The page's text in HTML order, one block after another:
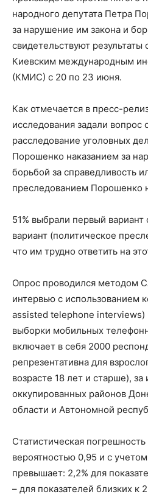
народного депутата Петра
за нарушение им закона и
свидетельствуют
Киевским международным
(КМИС) с 20 по 23 июня.
Как отмечается в пресс-
исследования задали вопрос
расследование уголовных
Порошенко наказанием за
борьбой за справедливость
преследованием Порошенко
51% выбрали первый вариант
вариант (политическое
что им трудно ответить на
Опрос проводился методом
интервью с использованием
assisted telephone interviews)
выборки мобильных
включает в себя 2000
репрезентативна для
возрасте 18 лет и старше),
оккупированных районов
области и Автономной
Статистическая
вероятностью 0,95 и с
превышает: 2,2% для
– для показателей близких к